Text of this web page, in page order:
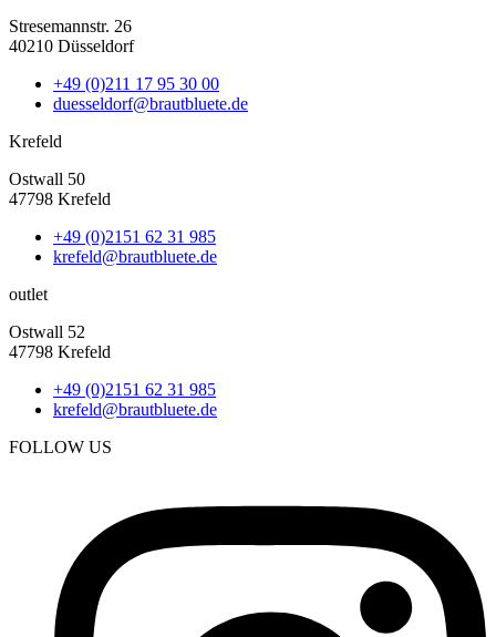
Stresemannstr. 26
40210 Düsseldorf
+49 (0)211 17 95 30 00
duesseldorf@brautbluete.de
Krefeld
Ostwall 50
47798 Krefeld
+49 (0)2151 62 31 985
krefeld@brautbluete.de
outlet
Ostwall 52
47798 Krefeld
+49 (0)2151 62 31 985
krefeld@brautbluete.de
FOLLOW US